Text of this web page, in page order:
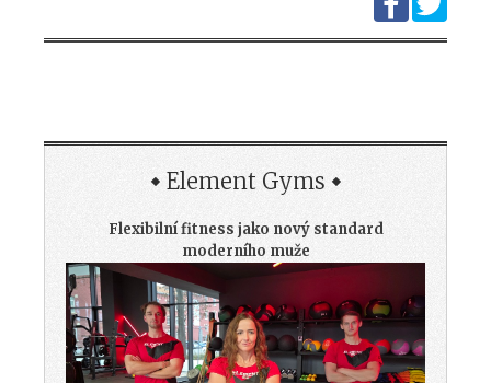
Element Gyms
Flexibilní fitness jako nový standard
moderního muže